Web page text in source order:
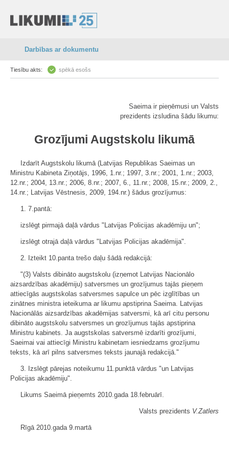
Darbības ar dokumentu
Tiesību akts: spēkā esošs
Saeima ir pieņēmusi un Valsts
prezidents izsludina šādu likumu:
Grozījumi Augstskolu likumā
Izdarīt Augstskolu likumā (Latvijas Republikas Saeimas un
Ministru Kabineta Ziņotājs, 1996, 1.nr.; 1997, 3.nr.; 2001, 1.nr.; 2003,
12.nr.; 2004, 13.nr.; 2006, 8.nr.; 2007, 6., 11.nr.; 2008, 15.nr.; 2009, 2.,
14.nr.; Latvijas Vēstnesis, 2009, 194.nr.) šādus grozījumus:
1. 7.pantā:
izslēgt pirmajā daļā vārdus "Latvijas Policijas akadēmiju un";
izslēgt otrajā daļā vārdus "Latvijas Policijas akadēmija".
2. Izteikt 10.panta trešo daļu šādā redakcijā:
"(3) Valsts dibināto augstskolu (izņemot Latvijas Nacionālo
aizsardzības akadēmiju) satversmes un grozījumus tajās pieņem
attiecīgās augstskolas satversmes sapulce un pēc izglītības un
zinātnes ministra ieteikuma ar likumu apstiprina Saeima. Latvijas
Nacionālās aizsardzības akadēmijas satversmi, kā arī citu personu
dibināto augstskolu satversmes un grozījumus tajās apstiprina
Ministru kabinets. Ja augstskolas satversmē izdarīti grozījumi,
Saeimai vai attiecīgi Ministru kabinetam iesniedzams grozījumu
teksts, kā arī pilns satversmes teksts jaunajā redakcijā."
3. Izslēgt pārejas noteikumu 11.punktā vārdus "un Latvijas
Policijas akadēmiju".
Likums Saeimā pieņemts 2010.gada 18.februārī.
Valsts prezidents V.Zatlers
Rīgā 2010.gada 9.martā